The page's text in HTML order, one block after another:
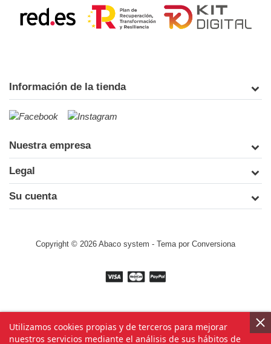
Información de la tienda
Nuestra empresa
Legal
Su cuenta
Utilizamos cookies propias y de terceros para mejorar
nuestros servicios mediante el análisis de sus hábitos de
Copyright © 2026 Abaco system - Tema por Conversiona